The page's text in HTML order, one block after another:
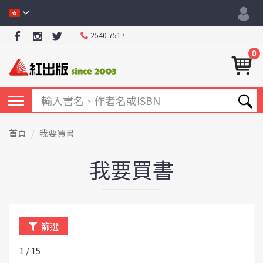
2540 7517
0
首頁 我要買書
我要買書
篩選
1 / 15